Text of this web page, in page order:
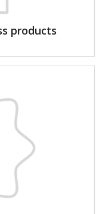
products